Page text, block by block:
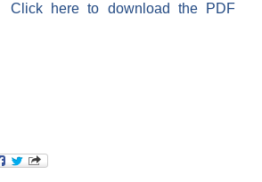
Click here to download the PDF